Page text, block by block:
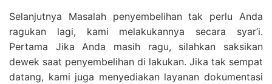
Selanjutnya Masalah penyembelihan tak perlu Anda
ragukan lagi, kami melakukannya secara syar’i.
Pertama Jika Anda masih ragu, silahkan saksikan
dewek saat penyembelihan di lakukan. Jika tak sempat
datang, kami juga menyediakan layanan dokumentasi